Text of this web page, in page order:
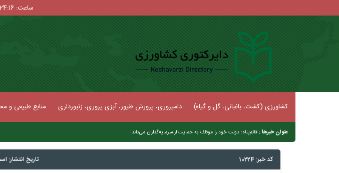
ساعت: 14:24:17
کشاورزی (کشت، باغبانی، گل و گیاه) دامپروری، پرورش طیور، آبزی پروری، زنبورداری منابع طبیعی و
عنوان خبرها : قائم‌پناه: دولت خود را موظف به حمایت از سرمایه‌گذاران می‌داند|
کد خبر: 10224 تاریخ انتشار: اسفند